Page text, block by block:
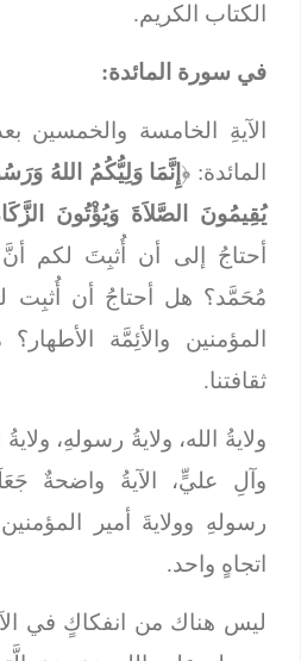
الكتاب الكريم.
في سورة المائدة:
الآيةِ الخامسة والخمسين
المائدة: ﴿إِنَّمَا وَلِيُّكُمُ اللهُ
يُقِيمُونَ الصَّلاَةَ وَيُؤْتُونَ
أحتاجُ إلى أن أُثبِتَ لكم
مُحَمَّد؟ هل أحتاجُ أن أُثبِت
المؤمنين والأئِمَّة
ثقافتنا.
ولايةُ الله، ولايةُ رسولهِ،
وآلِ عليٍّ، الآيةُ واضحةٌ
رسولهِ وولايةَ أمير
اتجاهٍ واحد.
ليس هناك من انفكاكٍ في